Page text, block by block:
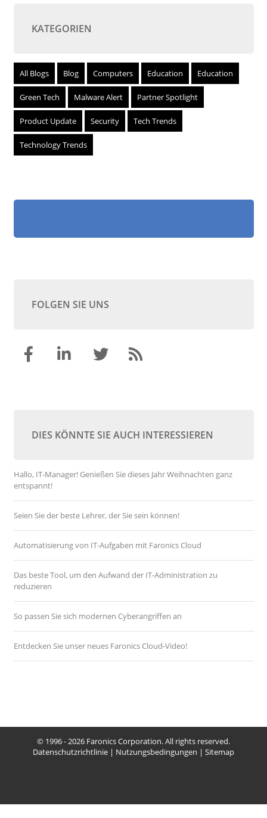
KATEGORIEN
All Blogs Blog Computers Education Education
Green Tech Malware Alert Partner Spotlight
Product Update Security Tech Trends
Technology Trends
FOLGEN SIE UNS
DIES KÖNNTE SIE AUCH INTERESSIEREN
Hallo, IT-Manager! Genießen Sie dieses Jahr Weihnachten ganz
entspannt!
Seien Sie der beste Lehrer, der Sie sein können!
Automatisierung von IT-Aufgaben mit Faronics Cloud
Das beste Tool, um den Aufwand der IT-Administration zu
reduzieren
So passen Sie sich modernen Cyberangriffen an
Entdecken Sie unser neues Faronics Cloud-Video!
© 1996 - 2026 Faronics Corporation. All rights reserved.
Datenschutzrichtlinie | Nutzungsbedingungen | Sitemap